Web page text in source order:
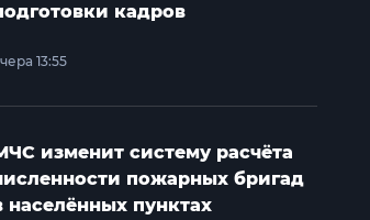
кадров
13:55
изменит систему расчёта
пожарных бригад
населённых пунктах